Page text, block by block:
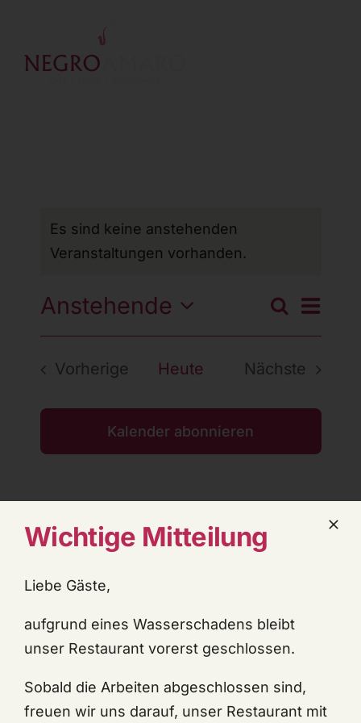
springen
Es sind keine anstehenden
Veranstaltungen vorhanden.
Suche
und
Liste
Anstehende
Datum
wählen.
Vorherige
Heute
Nächste
Kalender abonnieren
Wichtige Mitteilung
Liebe Gäste,
aufgrund eines Wasserschadens bleibt
unser Restaurant vorerst geschlossen.
Sobald die Arbeiten abgeschlossen sind,
freuen wir uns darauf, unser Restaurant mit